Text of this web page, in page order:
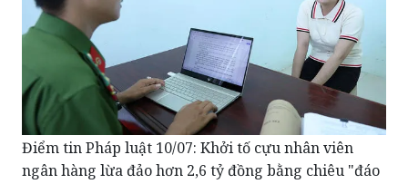
Điểm tin Pháp luật 10/07: Khởi tố cựu nhân viên
ngân hàng lừa đảo hơn 2,6 tỷ đồng bằng chiêu "đáo
hạn"
Nghe